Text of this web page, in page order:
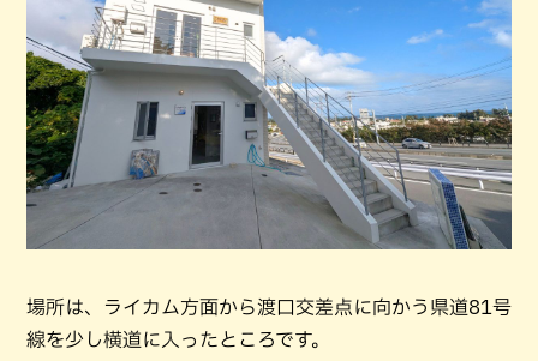
場所は、ライカム方面から渡口交差点に向かう県道81号
線を少し横道に入ったところです。